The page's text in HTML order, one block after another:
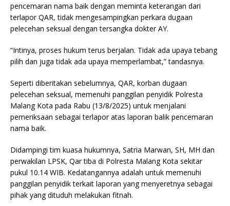
pencemaran nama baik dengan meminta keterangan dari
terlapor QAR, tidak mengesampingkan perkara dugaan
pelecehan seksual dengan tersangka dokter AY.
“Intinya, proses hukum terus berjalan. Tidak ada upaya tebang
pilih dan juga tidak ada upaya memperlambat,” tandasnya.
Seperti diberitakan sebelumnya, QAR, korban dugaan
pelecehan seksual, memenuhi panggilan penyidik Polresta
Malang Kota pada Rabu (13/8/2025) untuk menjalani
pemeriksaan sebagai terlapor atas laporan balik pencemaran
nama baik.
Didampingi tim kuasa hukumnya, Satria Marwan, SH, MH dan
perwakilan LPSK, Qar tiba di Polresta Malang Kota sekitar
pukul 10.14 WIB. Kedatangannya adalah untuk memenuhi
panggilan penyidik terkait laporan yang menyeretnya sebagai
pihak yang dituduh melakukan fitnah.